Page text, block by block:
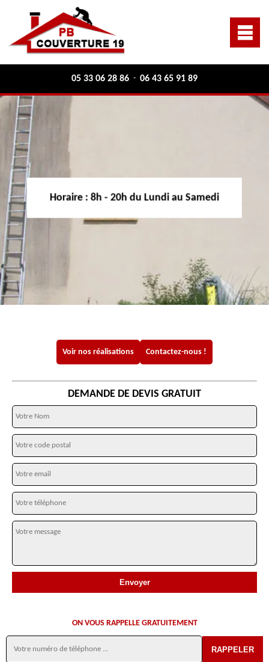
05 33 06 28 86 - 06 43 65 91 89
Horaire : 8h - 20h du Lundi au Samedi
Voir nos réalisations Contactez-nous !
DEMANDE DE DEVIS GRATUIT
ON VOUS RAPPELLE GRATUITEMENT